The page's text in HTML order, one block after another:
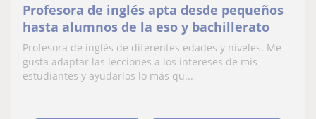
Profesora de inglés apta desde pequeños
hasta alumnos de la eso y bachillerato
Profesora de inglés de diferentes edades y niveles. Me
gusta adaptar las lecciones a los intereses de mis
estudiantes y ayudarlos lo más qu...